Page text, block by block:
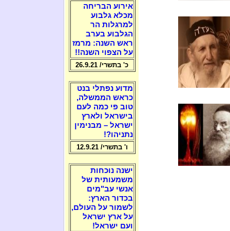
אירוע הבריחה
מכלא גלבוע
למרגלות הר
הגלבוע בערב
ראש השנה: מרמז
על הצפוי השנה!!
כ' בתשרי/ 26.9.21
מדוע נפתלי בנט
כראש הממשלה,
טוב פי כמה לעם
בישראל ולארץ
ישראל – מבנימין
נתניהו?!
ו' בתשרי/ 12.9.21
ישנה נוכחות
משמעותית של
אנשי עב"מים
בכדור הארץ:
לשמור על העולם,
על ארץ ישראל
ועם ישראל!